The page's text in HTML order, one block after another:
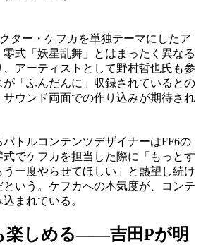
ター・ケフカを単独テーマにしたア
式「妖星乱舞」とはまったく異なる
アーティストとして野村哲也氏も参
「ふんだんに」収録されているとの
ウンド両面での作り込みが期待され
トルコンテンツデザイナーはFF6の
でケフカを担当した際に「もっとす
一度やらせてほしい」と熱望し続け
いう。ケフカへの本気度が、コンテ
まれている。
楽しめる——吉田Pが明